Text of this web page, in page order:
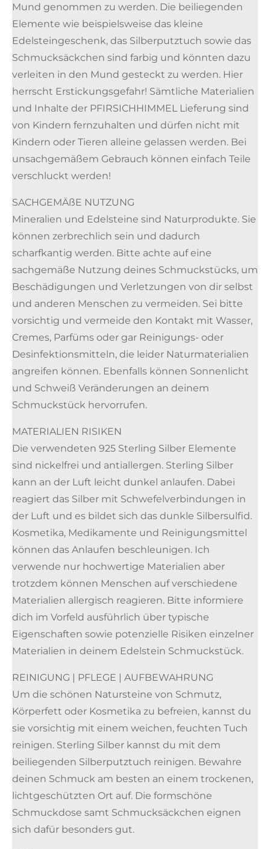
Mund genommen zu werden. Die beiliegenden
Elemente wie beispielsweise das kleine
Edelsteingeschenk, das Silberputztuch sowie das
Schmucksäckchen sind farbig und könnten dazu
verleiten in den Mund gesteckt zu werden. Hier
herrscht Erstickungsgefahr! Sämtliche Materialien
und Inhalte der PFIRSICHHIMMEL Lieferung sind
von Kindern fernzuhalten und dürfen nicht mit
Kindern oder Tieren alleine gelassen werden. Bei
unsachgemäßem Gebrauch können einfach Teile
verschluckt werden!
SACHGEMÄßE NUTZUNG
Mineralien und Edelsteine sind Naturprodukte. Sie
können zerbrechlich sein und dadurch
scharfkantig werden. Bitte achte auf eine
sachgemäße Nutzung deines Schmuckstücks, um
Beschädigungen und Verletzungen von dir selbst
und anderen Menschen zu vermeiden. Sei bitte
vorsichtig und vermeide den Kontakt mit Wasser,
Cremes, Parfüms oder gar Reinigungs- oder
Desinfektionsmitteln, die leider Naturmaterialien
angreifen können. Ebenfalls können Sonnenlicht
und Schweiß Veränderungen an deinem
Schmuckstück hervorrufen.
MATERIALIEN RISIKEN
Die verwendeten 925 Sterling Silber Elemente
sind nickelfrei und antiallergen. Sterling Silber
kann an der Luft leicht dunkel anlaufen. Dabei
reagiert das Silber mit Schwefelverbindungen in
der Luft und es bildet sich das dunkle Silbersulfid.
Kosmetika, Medikamente und Reinigungsmittel
können das Anlaufen beschleunigen. Ich
verwende nur hochwertige Materialien aber
trotzdem können Menschen auf verschiedene
Materialien allergisch reagieren. Bitte informiere
dich im Vorfeld ausführlich über typische
Eigenschaften sowie potenzielle Risiken einzelner
Materialien in deinem Edelstein Schmuckstück.
REINIGUNG | PFLEGE | AUFBEWAHRUNG
Um die schönen Natursteine von Schmutz,
Körperfett oder Kosmetika zu befreien, kannst du
sie vorsichtig mit einem weichen, feuchten Tuch
reinigen. Sterling Silber kannst du mit dem
beiliegenden Silberputztuch reinigen. Bewahre
deinen Schmuck am besten an einem trockenen,
lichtgeschützten Ort auf. Die formschöne
Schmuckdose samt Schmucksäckchen eignen
sich dafür besonders gut.